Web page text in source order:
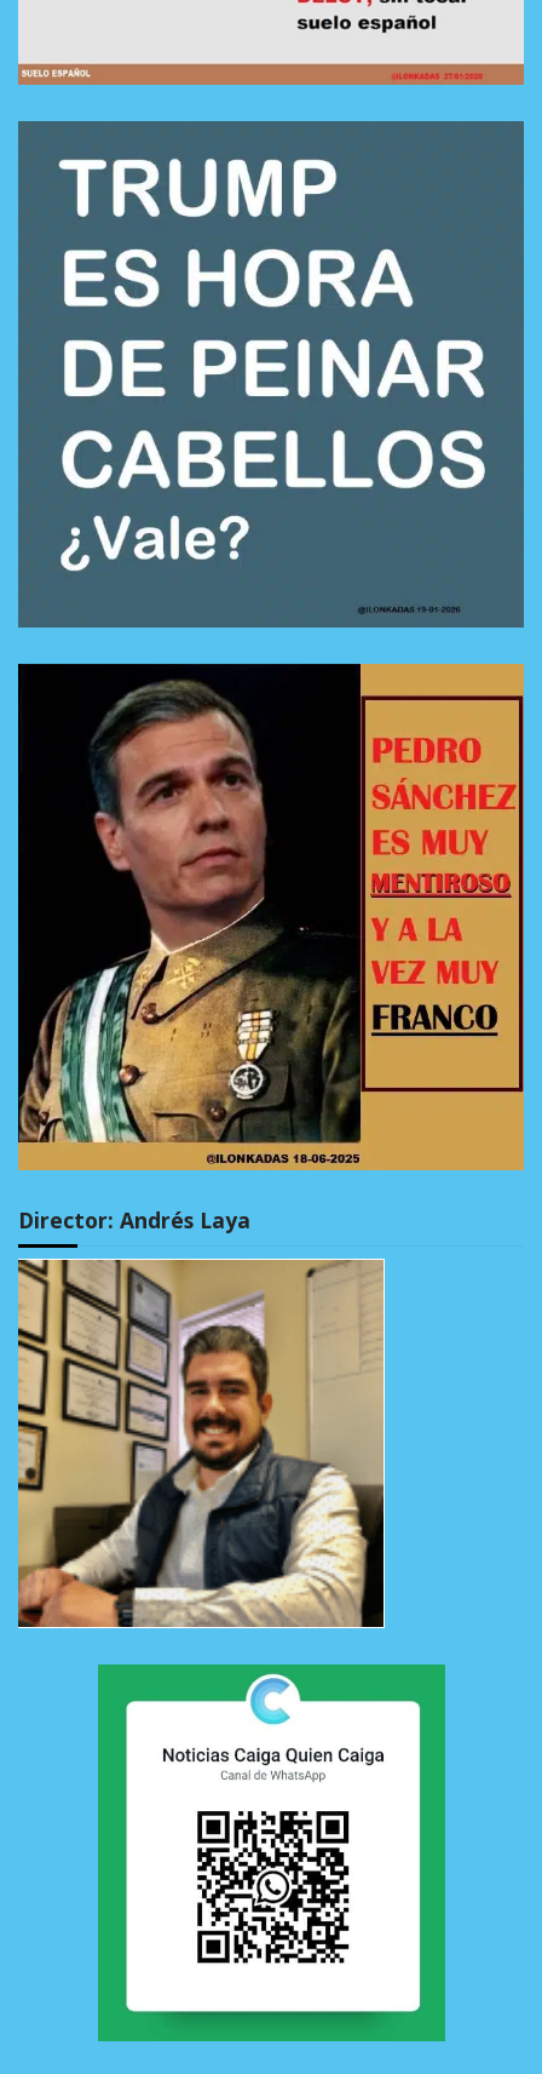
Director: Andrés Laya